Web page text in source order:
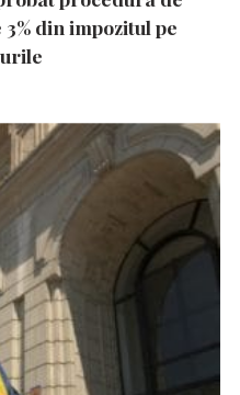
din impozitul pe